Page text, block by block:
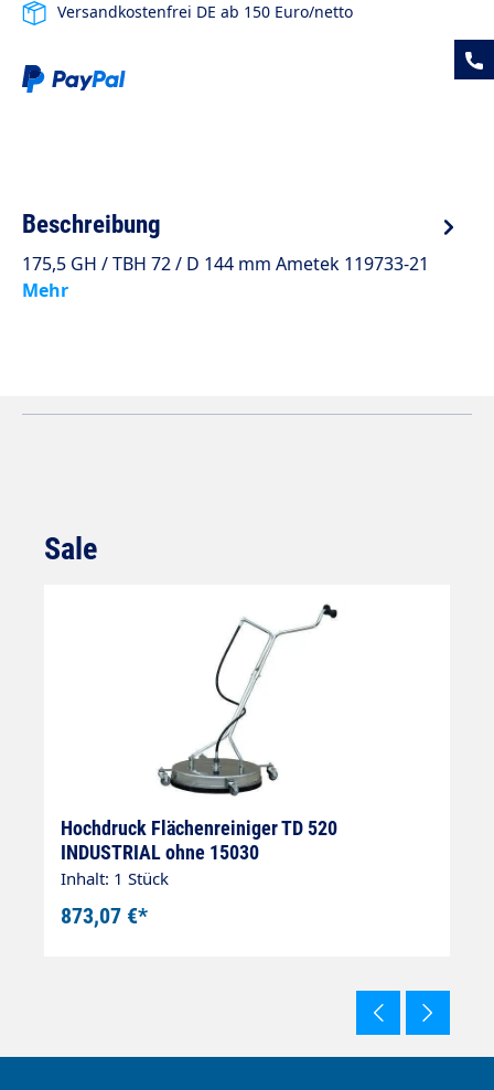
Versandkostenfrei DE ab 150 Euro/netto
Beschreibung
175,5 GH / TBH 72 / D 144 mm Ametek 119733-21
Mehr
Produktgalerie überspringen
Sale
Hochdruck Flächenreiniger TD 520
INDUSTRIAL ohne 15030
Inhalt: 1 Stück
873,07 €*